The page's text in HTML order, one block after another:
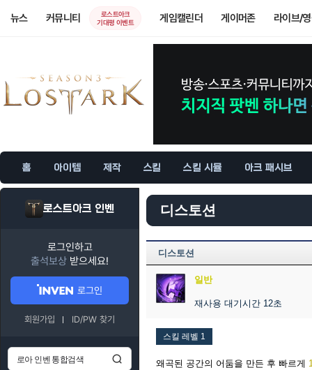
뉴스 커뮤니티
로스트아크
기대평 이벤트
게임캘린더 게이머존 라이브/
홈 아이템 제작 스킬 스킬 시뮬 아크 패시브
로스트아크 인벤
로그인하고
출석보상 받으세요!
로그인
회원가입 ID/PW 찾기
디스토션
디스토션
일반
재사용 대기시간 12초
스킬 레벨 1
왜곡된 공간의 어둠을 만든 후 빠르게